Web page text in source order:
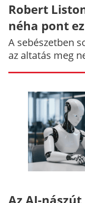
Robert
néha pont
A sebészetben
az altatás meg
Az AI-